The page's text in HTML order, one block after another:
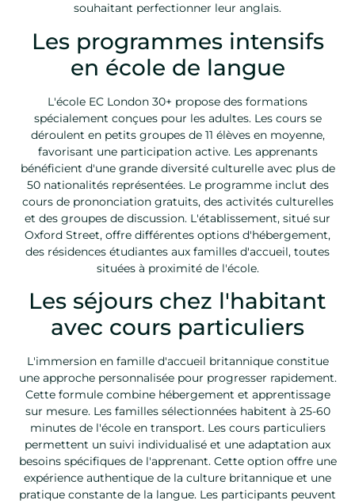
souhaitant perfectionner leur anglais.
Les programmes intensifs
en école de langue
L'école EC London 30+ propose des formations
spécialement conçues pour les adultes. Les cours se
déroulent en petits groupes de 11 élèves en moyenne,
favorisant une participation active. Les apprenants
bénéficient d'une grande diversité culturelle avec plus de
50 nationalités représentées. Le programme inclut des
cours de prononciation gratuits, des activités culturelles
et des groupes de discussion. L'établissement, situé sur
Oxford Street, offre différentes options d'hébergement,
des résidences étudiantes aux familles d'accueil, toutes
situées à proximité de l'école.
Les séjours chez l'habitant
avec cours particuliers
L'immersion en famille d'accueil britannique constitue
une approche personnalisée pour progresser rapidement.
Cette formule combine hébergement et apprentissage
sur mesure. Les familles sélectionnées habitent à 25-60
minutes de l'école en transport. Les cours particuliers
permettent un suivi individualisé et une adaptation aux
besoins spécifiques de l'apprenant. Cette option offre une
expérience authentique de la culture britannique et une
pratique constante de la langue. Les participants peuvent